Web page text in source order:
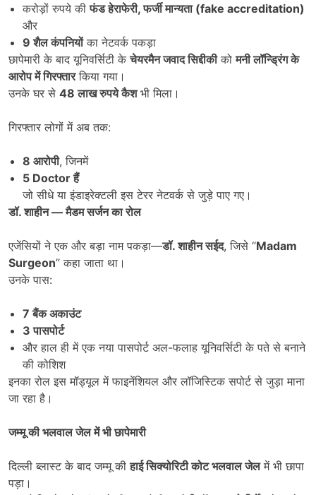
करोड़ों रुपये कीफंड हेराफेरी,फर्जी मान्यता (fake accreditation)
और
9शैल कंपनियोंका नेटवर्क पकड़ा
छापेमारी के बाद यूनिवर्सिटी केचेयरमैन जवाद सिद्दीकीकोमनी लॉन्ड्रिंग के
आरोप में गिरफ्तारकिया गया।
उनके घर से 48लाख रुपये कैशभी मिला।
गिरफ्तार लोगों में अब तक:
8 आरोपी, जिनमें
5 Doctorहैं
जो सीधे या इंडाइरेक्टली इस टेरर नेटवर्क से जुड़े पाए गए।
डॉ. शाहीन—मैडम सर्जन का रोल
एजेंसियों ने एक और बड़ा नाम पकड़ा—डॉ. शाहीन सईद, जिसे “Madam
Surgeon” कहा जाता था।
उनके पास:
7बैंक अकाउंट
3पासपोर्ट
और हाल ही में एक नया पासपोर्ट अल-फलाह यूनिवर्सिटी के पते से बनाने
की कोशिश
इनका रोल इस मॉड्यूल में फाइनेंशियल और लॉजिस्टिक सपोर्ट से जुड़ा माना
जा रहा है।
जम्मू की भलवाल जेल में भी छापेमारी
दिल्ली ब्लास्ट के बाद जम्मू कीहाई सिक्योरिटी कोट भलवाल जेलमें भी छापा
पड़ा।